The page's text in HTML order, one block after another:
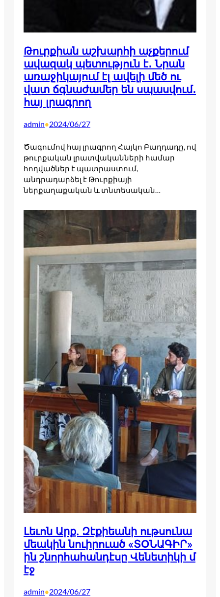
Թուրքիան աշխարհի աչքերում
ավազակ պետություն է․ Նրան
առաջիկայում էլ ավելի մեծ ու
վատ ճգնաժամեր են սպասվում․
հայ լրագրող
admin•2024/06/27
Ծագումով հայ լրագրող Հայկո Բաղդադը, ով
թուրքական լրատվականների համար
հոդվածներ է պատրաստում,
անդրադարձել է Թուրքիայի
ներքաղաքական և տնտեսական…
Լեւոն Արք. Զէքիեանի ութսունա
մեակին նուիրուած «ՏՕՆԱԳԻՐ»
ին շնորհահանդէսը Վենետիկի մ
էջ
admin•2024/06/27